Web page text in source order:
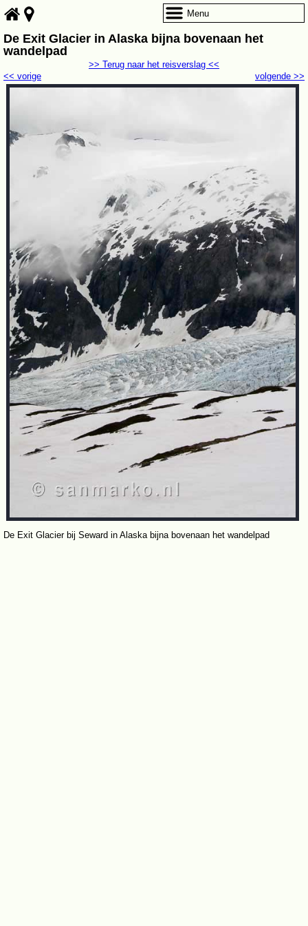
De Exit Glacier in Alaska bijna bovenaan het
wandelpad
volgende >>
<< vorige
>> Terug naar het reisverslag <<
De Exit Glacier bij Seward in Alaska bijna bovenaan het wandelpad
Menu